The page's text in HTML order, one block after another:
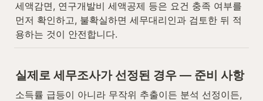
세액감면, 연구개발비 세액공제 등은 요건 충족 여부를
먼저 확인하고, 불확실하면 세무대리인과 검토한 뒤 적
용하는 것이 안전합니다.
실제로 세무조사가 선정된 경우 — 준비 사항
소득률 급등이 아니라 무작위 추출이든 분석 선정이든,